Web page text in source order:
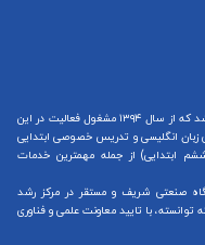
می باشد که از سال ۱۳۹۴ مشغول فعالیت در این
انگلیسیو تدریس خصوصی ابتدایی
ابتدایی) از جمله مهمترین خدمات
صنعتی شریف و مستقر در مرکز رشد
با تایید معاونت علمی و فناوری